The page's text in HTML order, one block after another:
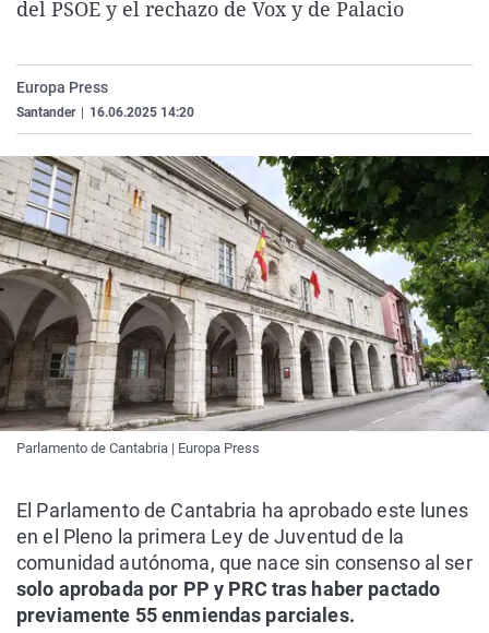
La rosa de los vientos
Caso
Operación Viuda
Extremadura
Navarra
País Vasco
Virales
del PSOE y el rechazo de Vox y de Palacio
Europa Press
Santander 16.06.2025 14:20
Parlamento de Cantabria | Europa Press
El Parlamento de Cantabria ha aprobado este lunes
en el Pleno la primera Ley de Juventud de la
comunidad autónoma, que nace sin consenso al ser
solo aprobada por PP y PRC tras haber pactado
previamente 55 enmiendas parciales.